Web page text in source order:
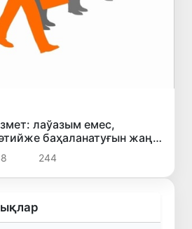
лаўазым емес,
баҳаланатуғын жаңа
244